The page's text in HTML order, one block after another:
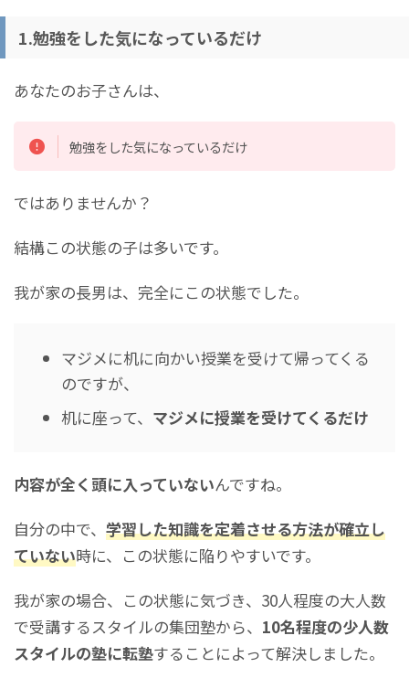
1.勉強をした気になっているだけ
あなたのお子さんは、
勉強をした気になっているだけ
ではありませんか？
結構この状態の子は多いです。
我が家の長男は、完全にこの状態でした。
マジメに机に向かい授業を受けて帰ってくる
のですが、
机に座って、 マジメに授業を受けてくるだけ
内容が全く頭に入っていないんですね。
自分の中で、 学習した知識を定着させる方法が確立し
ていない時に、この状態に陥りやすいです。
我が家の場合、この状態に気づき、30人程度の大人数
で受講するスタイルの集団塾から、 10名程度の少人数
スタイルの塾に転塾することによって解決しました。